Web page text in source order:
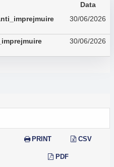
Data
30/06/2026
30/06/2026
PRINT CSV
PDF